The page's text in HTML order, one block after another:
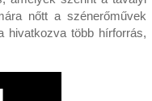
nőtt a szénerőművek
hivatkozva több hírforrás,